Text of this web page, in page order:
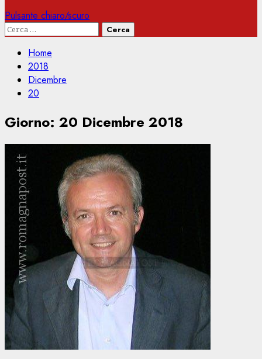
Pulsante chiaro/scuro
Ricerca
Home
2018
Dicembre
20
Giorno: 20 Dicembre 2018